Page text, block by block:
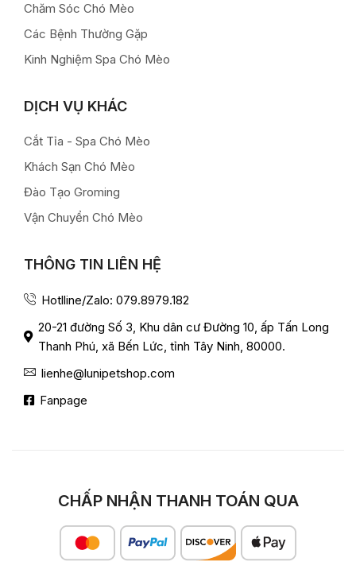
Chăm Sóc Chó Mèo
Các Bệnh Thường Gặp
Kinh Nghiệm Spa Chó Mèo
DỊCH VỤ KHÁC
Cắt Tỉa - Spa Chó Mèo
Khách Sạn Chó Mèo
Đào Tạo Groming
Vận Chuyển Chó Mèo
THÔNG TIN LIÊN HỆ
Hotlline/Zalo: 079.8979.182
20-21 đường Số 3, Khu dân cư Đường 10, ấp Tấn Long
Thanh Phú, xã Bến Lức, tỉnh Tây Ninh, 80000.
lienhe@lunipetshop.com
Fanpage
CHẤP NHẬN THANH TOÁN QUA